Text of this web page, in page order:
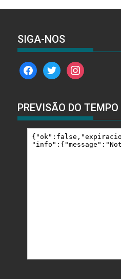
SIGA-NOS
facebooktwitterinstagram
PREVISÃO DO TEMPO